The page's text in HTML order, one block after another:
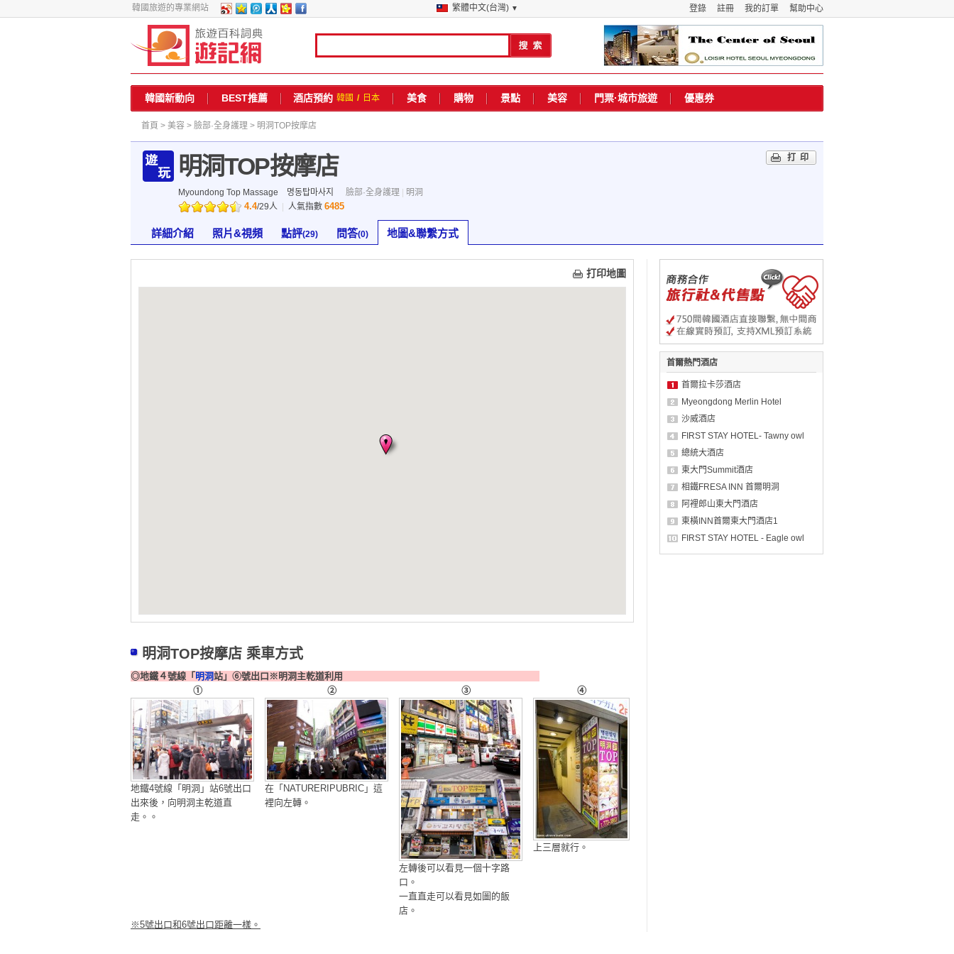
韓國旅遊的專業網站 幫助中心
我的訂單
註冊
登錄
繁體中文(台灣) ▼
韓國新動向 BEST推薦 酒店預約 韓國 / 日本 美食 購物 景點 美容 門票·城市旅遊 優惠券
首頁 > 美容 > 臉部·全身護理 > 明洞TOP按摩店
明洞TOP按摩店
Myoundong Top Massage 명동탑마사지 臉部·全身護理 明洞
4.4/29人 人氣指數 6485
打印
詳細介紹 照片&視頻 點評(29) 問答(0) 地圖&聯繫方式
打印地圖
明洞TOP按摩店 乘車方式
◎地鐵４號線「 明洞站」⑥號出口※明洞主乾道利用
①
② ③ ④
地鐵4號線「明洞」站6號出口
出來後，向明洞主乾道直
走。。
在「NATURERIPUBRIC」這
裡向左轉。
左轉後可以看見一個十字路
口。
一直直走可以看見如圖的飯
店。
上三層就行。
※5號出口和6號出口距離一樣。
首爾熱門酒店
首爾拉卡莎酒店
Myeongdong Merlin Hotel
沙威酒店
FIRST STAY HOTEL- Tawny owl
總統大酒店
東大門Summit酒店
相鐵FRESA INN 首爾明洞
阿裡郎山東大門酒店
東橫INN首爾東大門酒店1
FIRST STAY HOTEL - Eagle owl